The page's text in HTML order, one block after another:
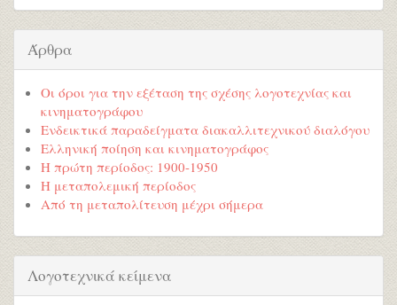
Άρθρα
Οι όροι για την εξέταση της σχέσης λογοτεχνίας και
κινηματογράφου
Ενδεικτικά παραδείγματα διακαλλιτεχνικού διαλόγου
Ελληνική ποίηση και κινηματογράφος
Η πρώτη περίοδος: 1900-1950
Η μεταπολεμική περίοδος
Από τη μεταπολίτευση μέχρι σήμερα
Λογοτεχνικά κείμενα